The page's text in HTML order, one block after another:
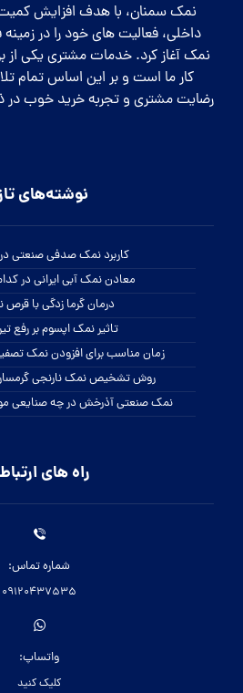
نمک سمنان، با هدف افزایش
داخلی، فعالیت های خود را در
نمک آغاز کرد. خدمات مشتری یکی از
کار ما است و بر این اساس تمام
رضایت مشتری و تجربه خرید خوب در
نوشته‌های
کاربرد نمک صدفی صنعتی
معادن نمک آبی ایرانی در
درمان گرما زدگی با
تاثیر نمک اپسوم بر رفع
زمان مناسب برای افزودن نمک
روش تشخیص نمک نارنجی
نمک صنعتی آذرخش در چه صنایعی
راه های
شماره تماس:
09120437535
واتساپ:
کلیک کنید